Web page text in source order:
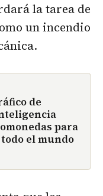
la tarea de
un incendio
de
para
el mundo